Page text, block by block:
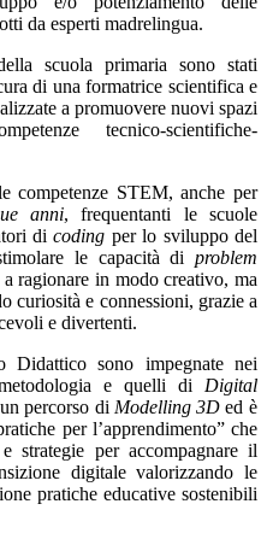
da esperti madrelingua.
scuola primaria sono stati
di una formatrice scientifica e
a promuovere nuovi spazi
tecnico-scientifiche-
competenze STEM, anche per
anni, frequentanti le scuole
dicoding per lo sviluppo del
le capacità di problem
ragionare in modo creativo, ma
curiosità e connessioni, grazie a
e divertenti.
sono impegnate nei
e quelli di Digital
percorso di Modelling 3D ed è
per l’apprendimento” che
strategie per accompagnare il
digitale valorizzando le
pratiche educative sostenibili